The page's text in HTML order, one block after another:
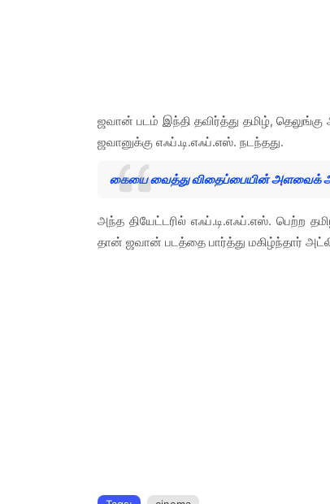
ஜவான் படம் இந்தி தவிர்த்து தமிழ்,
ஜவானுக்கு எஃப்.டி.எஃப்.எஸ். நடந்தது.
கையை வைத்து விதைப்பையின் அளவைக்
அந்த தியேட்டரில் எஃப்.டி.எஃப்.எஸ். பெற்ற
தான் ஜவான் படத்தை பார்த்து மகிழ்ந்தார்